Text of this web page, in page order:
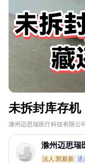
未拆封库存机
滁州迈思瑞医疗科技有限公司
滁州迈思瑞
法人:郭新新 通